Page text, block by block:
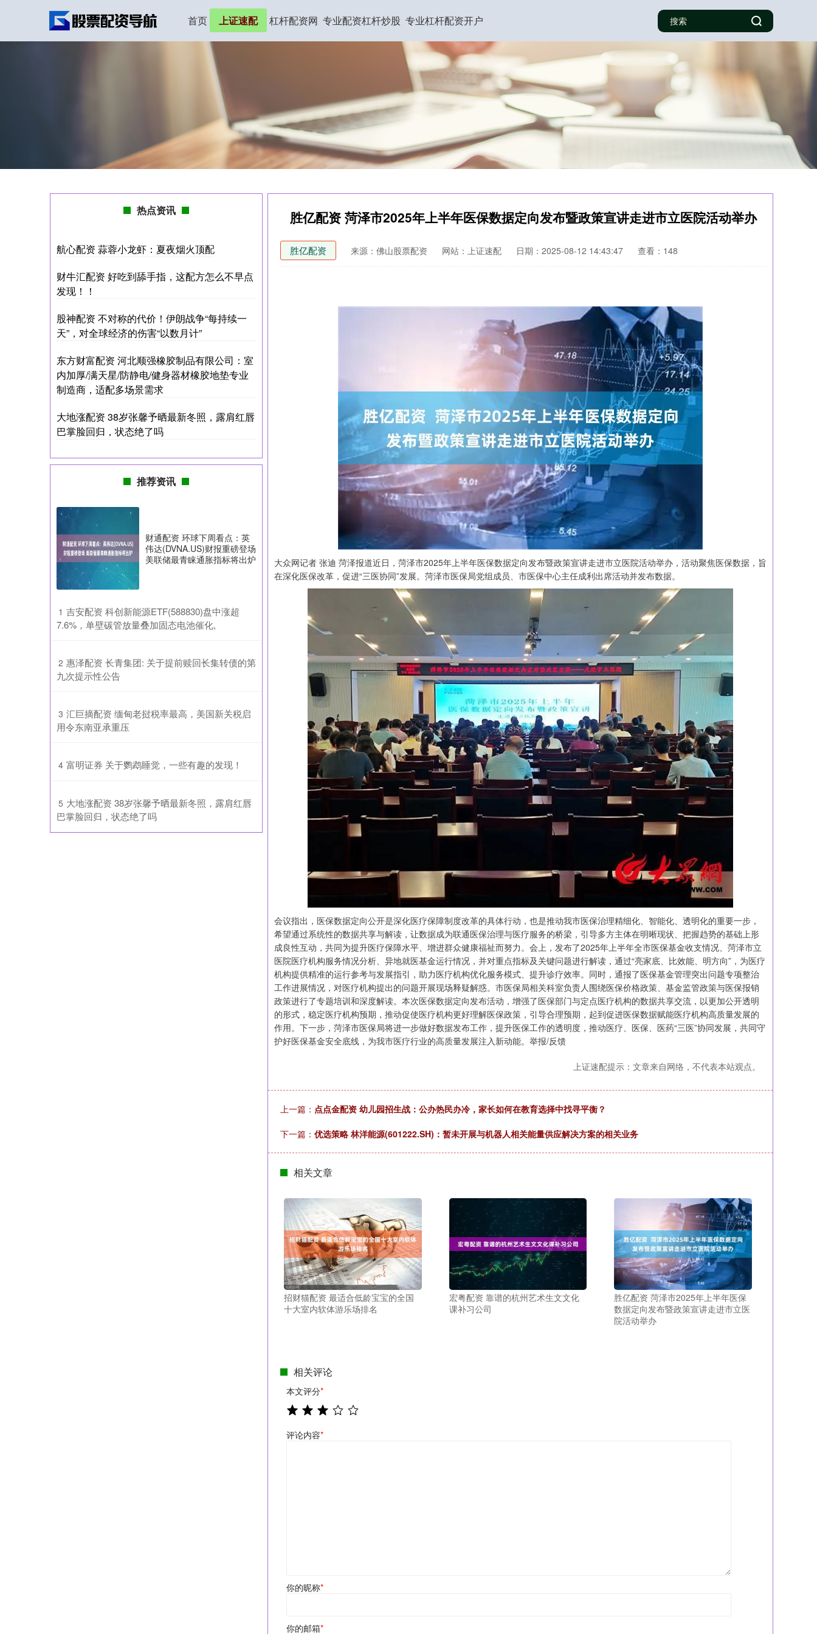
首页 上证速配 杠杆配资网 专业配资杠杆炒股 专业杠杆配资开户
胜亿配资 菏泽市2025年上半年医保数据定向发布暨政策宣讲走进市立医院活动举办
胜亿配资 来源：佛山股票配资 网站：上证速配 日期：2025-08-12 14:43:47 查看：148
大众网记者 张迪 菏泽报道近日，菏泽市2025年上半年医保数据定向发布暨政策宣讲走进市立医院活动举办，活动聚焦医保数据，旨
在深化医保改革，促进“三医协同”发展。菏泽市医保局党组成员、市医保中心主任成利出席活动并发布数据。
会议指出，医保数据定向公开是深化医疗保障制度改革的具体行动，也是推动我市医保治理精细化、智能化、透明化的重要一步，
希望通过系统性的数据共享与解读，让数据成为联通医保治理与医疗服务的桥梁，引导多方主体在明晰现状、把握趋势的基础上形
成良性互动，共同为提升医疗保障水平、增进群众健康福祉而努力。会上，发布了2025年上半年全市医保基金收支情况、菏泽市立
医院医疗机构服务情况分析、异地就医基金运行情况，并对重点指标及关键问题进行解读，通过“亮家底、比效能、明方向”，为医疗
机构提供精准的运行参考与发展指引，助力医疗机构优化服务模式、提升诊疗效率。同时，通报了医保基金管理突出问题专项整治
工作进展情况，对医疗机构提出的问题开展现场释疑解惑。市医保局相关科室负责人围绕医保价格政策、基金监管政策与医保报销
政策进行了专题培训和深度解读。本次医保数据定向发布活动，增强了医保部门与定点医疗机构的数据共享交流，以更加公开透明
的形式，稳定医疗机构预期，推动促使医疗机构更好理解医保政策，引导合理预期，起到促进医保数据赋能医疗机构高质量发展的
作用。下一步，菏泽市医保局将进一步做好数据发布工作，提升医保工作的透明度，推动医疗、医保、医药“三医”协同发展，共同守
护好医保基金安全底线，为我市医疗行业的高质量发展注入新动能。举报/反馈
上证速配提示：文章来自网络，不代表本站观点。
上一篇： 点点金配资 幼儿园招生战：公办热民办冷，家长如何在教育选择中找寻平衡？
下一篇： 优选策略 林洋能源(601222.SH)：暂未开展与机器人相关能量供应解决方案的相关业务
相关文章
招财猫配资 最适合低龄宝宝的全国
十大室内软体游乐场排名
宏粤配资 靠谱的杭州艺术生文文化
课补习公司
胜亿配资 菏泽市2025年上半年医保
数据定向发布暨政策宣讲走进市立医
院活动举办
相关评论
本文评分*
评论内容*
你的昵称*
你的邮箱*
热点资讯
航心配资 蒜蓉小龙虾：夏夜烟火顶配
财牛汇配资 好吃到舔手指，这配方怎么不早点
发现！！
股神配资 不对称的代价！伊朗战争“每持续一
天”，对全球经济的伤害“以数月计”
东方财富配资 河北顺强橡胶制品有限公司：室
内加厚/满天星/防静电/健身器材橡胶地垫专业
制造商，适配多场景需求
大地涨配资 38岁张馨予晒最新冬照，露肩红唇
巴掌脸回归，状态绝了吗
推荐资讯
财通配资 环球下周看点：英
伟达(DVNA.US)财报重磅登场
美联储最青睐通胀指标将出炉
1 ​吉安配资 科创新能源ETF(588830)盘中涨超
7.6%，单壁碳管放量叠加固态电池催化,
2 ​惠泽配资 长青集团: 关于提前赎回长集转债的第
九次提示性公告
3 ​汇巨摘配资 缅甸老挝税率最高，美国新关税启
用令东南亚承重压
4 ​富明证券 关于鹦鹉睡觉，一些有趣的发现！
5 ​大地涨配资 38岁张馨予晒最新冬照，露肩红唇
巴掌脸回归，状态绝了吗